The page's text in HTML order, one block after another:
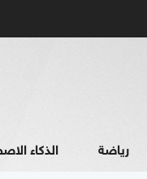
رياضة الذكاء